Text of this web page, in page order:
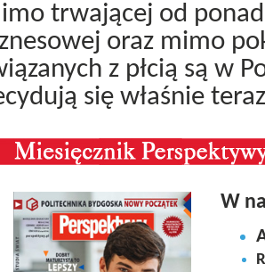
trwającej od
oraz mimo
z płcią są w
się właśnie
W